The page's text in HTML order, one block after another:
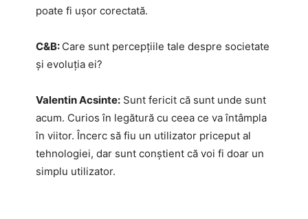
poate fi ușor corectată.
C&B: Care sunt percepțiile tale despre societate
și evoluția ei?
Valentin Acsinte: Sunt fericit că sunt unde sunt
acum. Curios în legătură cu ceea ce va întâmpla
în viitor. Încerc să fiu un utilizator priceput al
tehnologiei, dar sunt conștient că voi fi doar un
simplu utilizator.